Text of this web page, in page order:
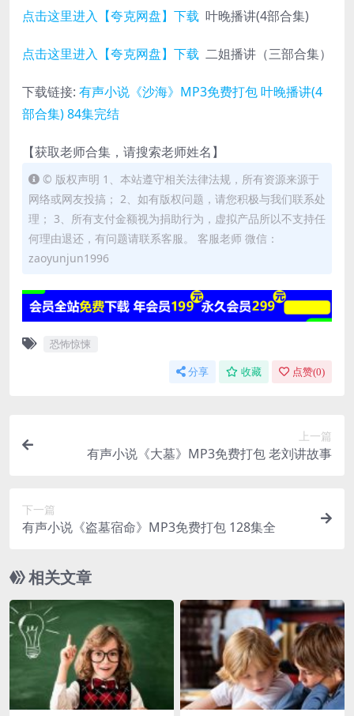
点击这里进入【夸克网盘】下载 叶晚播讲(4部合集)
点击这里进入【夸克网盘】下载 二姐播讲（三部合集）
下载链接: 有声小说《沙海》MP3免费打包 叶晚播讲(4
部合集) 84集完结
【获取老师合集，请搜索老师姓名】
© 版权声明 1、本站遵守相关法律法规，所有资源来源于
网络或网友投搞； 2、如有版权问题，请您积极与我们联系处
理； 3、所有支付金额视为捐助行为，虚拟产品所以不支持任
何理由退还，有问题请联系客服。 客服老师 微信：
zaoyunjun1996
恐怖惊悚
分享 收藏 点赞(0)
上一篇
有声小说《大墓》MP3免费打包 老刘讲故事
下一篇
有声小说《盗墓宿命》MP3免费打包 128集全
相关文章